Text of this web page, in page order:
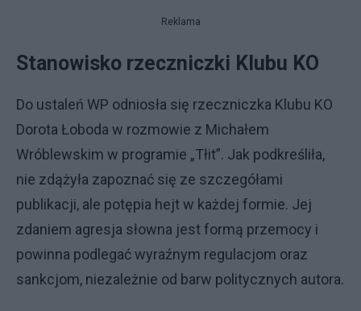
Reklama
Stanowisko rzeczniczki Klubu KO
Do ustaleń WP odniosła się rzeczniczka Klubu KO
Dorota Łoboda w rozmowie z Michałem
Wróblewskim w programie „Tłit”. Jak podkreśliła,
nie zdążyła zapoznać się ze szczegółami
publikacji, ale potępia hejt w każdej formie. Jej
zdaniem agresja słowna jest formą przemocy i
powinna podlegać wyraźnym regulacjom oraz
sankcjom, niezależnie od barw politycznych autora.